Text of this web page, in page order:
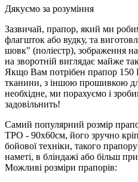
Дякуємо за розуміння
Зазвичай, прапор, який ми
флагшток або вудку, та
шовк" (поліестр), зображення
на зворотній виглядає майже
Якщо Вам потрібен прапор
тканини, з іншою прошивкою
необхідне, ми порахуємо і
задовільнить!
Самий популярний розмір
ТРО - 90х60см, його зручно
бойової техніки, такого
наметі, в бліндажі або більш
Можливі розміри прапорів: